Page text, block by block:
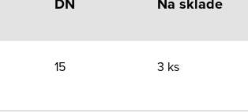
15 3 ks